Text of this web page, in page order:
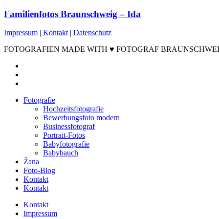
Familienfotos Braunschweig – Ida
Impressum | Kontakt | Datenschutz
FOTOGRAFIEN MADE WITH ♥ FOTOGRAF
Close
Fotografie
Hochzeitsfotografie
Bewerbungsfoto modern
Businessfotograf
Portrait-Fotos
Babyfotografie
Babybauch
Žana
Foto-Blog
Kontakt
Kontakt
Kontakt
Impressum